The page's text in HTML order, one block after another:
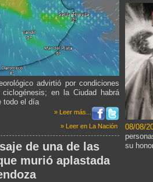
advirtió por condiciones
en la Ciudad habrá
todo el día
» Leer más...
» Leer en La Nación
de una de las
murió aplastada
08/
su